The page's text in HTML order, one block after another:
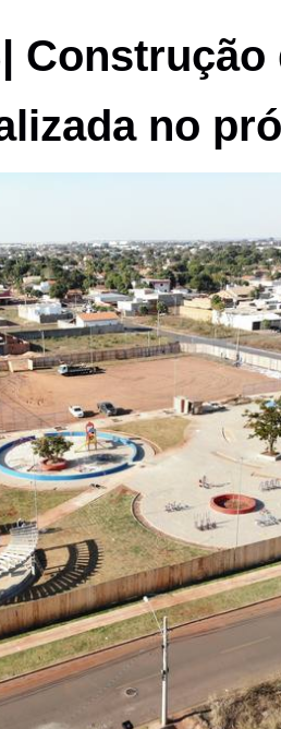
Construção
no